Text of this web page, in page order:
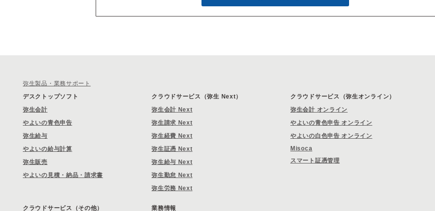
弥生製品・業務サポート
デスクトップソフト
弥生会計
やよいの青色申告
弥生給与
やよいの給与計算
弥生販売
やよいの見積・納品・請求書
クラウドサービス（弥生 Next）
弥生会計 Next
弥生請求 Next
弥生経費 Next
弥生証憑 Next
弥生給与 Next
弥生勤怠 Next
弥生労務 Next
クラウドサービス（弥生オンライン）
弥生会計 オンライン
やよいの青色申告 オンライン
やよいの白色申告 オンライン
Misoca
スマート証憑管理
クラウドサービス（その他） 業務情報